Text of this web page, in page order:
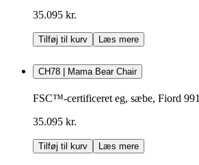
35.095 kr.
Tilføj til kurv Læs mere
CH78 | Mama Bear Chair
FSC™-certificeret eg, sæbe, Fiord 991
35.095 kr.
Tilføj til kurv Læs mere